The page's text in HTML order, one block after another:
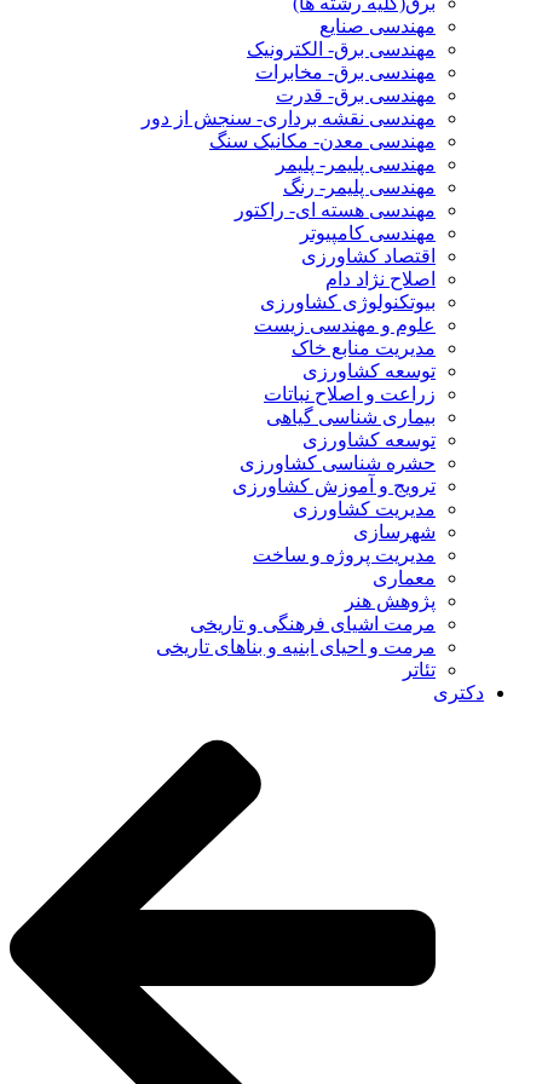
مهندسی صنایع
مهندسی برق- الکترونیک
مهندسی برق- مخابرات
مهندسی برق- قدرت
مهندسی نقشه برداری- سنجش از دور
مهندسی معدن- مکانیک سنگ
مهندسی پلیمر- پلیمر
مهندسی پلیمر- رنگ
مهندسی هسته ای- راکتور
مهندسی کامپیوتر
اقتصاد کشاورزی
اصلاح نژاد دام
بیوتکنولوژی کشاورزی
علوم و مهندسی زیست
مدیریت منابع خاک
توسعه کشاورزی
زراعت و اصلاح نباتات
بیماری شناسی گیاهی
توسعه کشاورزی
حشره شناسی کشاورزی
ترویج و آموزش کشاورزی
مدیریت کشاورزی
شهرسازی
مدیریت پروژه و ساخت
معماری
پژوهش هنر
مرمت اشیای فرهنگی و تاریخی
مرمت و احیای ابنیه و بناهای تاریخی
تئاتر
دکتری